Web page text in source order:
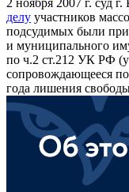
делу участников
подсудимых были
и муниципального
по ч.2 ст.212 УК РФ
сопровождающееся
года лишения